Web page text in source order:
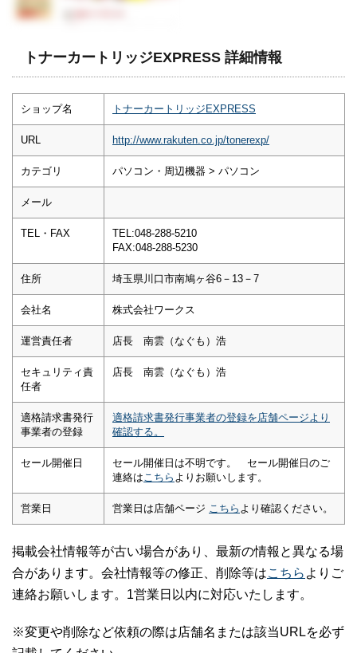
トナーカートリッジEXPRESS 詳細情報
ショップ名 トナーカートリッジEXPRESS
URL http://www.rakuten.co.jp/tonerexp/
カテゴリ パソコン・周辺機器 > パソコン
メール
TEL・FAX
TEL:048-288-5210
FAX:048-288-5230
住所 埼玉県川口市南鳩ヶ谷6－13－7
会社名 株式会社ワークス
運営責任者 店長 南雲（なぐも）浩
セキュリティ責
任者
店長 南雲（なぐも）浩
適格請求書発行
事業者の登録
適格請求書発行事業者の登録を店舗ページより
確認する。
セール開催日
セール開催日は不明です。 セール開催日のご
連絡は こちら よりお願いします。
営業日 営業日は店舗ページ こちら より確認ください。
掲載会社情報等が古い場合があり、最新の情報と異なる場
合があります。会社情報等の修正、削除等はこちら よりご
連絡お願いします。1営業日以内に対応いたします。
※変更や削除など依頼の際は店舗名または該当URLを必ず